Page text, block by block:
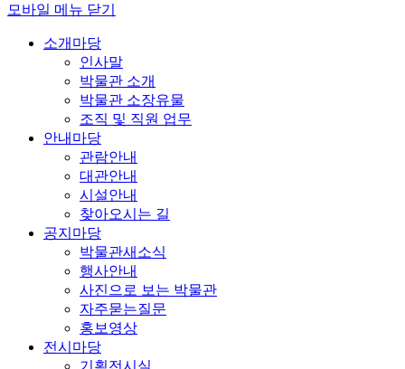
모바일 메뉴 닫기
소개마당
인사말
박물관 소개
박물관 소장유물
조직 및 직원 업무
안내마당
관람안내
대관안내
시설안내
찾아오시는 길
공지마당
박물관새소식
행사안내
사진으로 보는 박물관
자주묻는질문
홍보영상
전시마당
기획전시실